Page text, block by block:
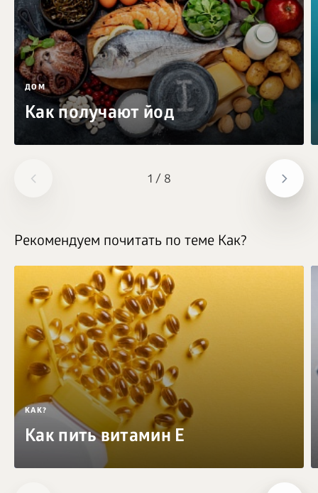
1 / 8
ДОМ
Как получают йод
Рекомендуем почитать по теме Как?
КАК?
Как пить витамин Е